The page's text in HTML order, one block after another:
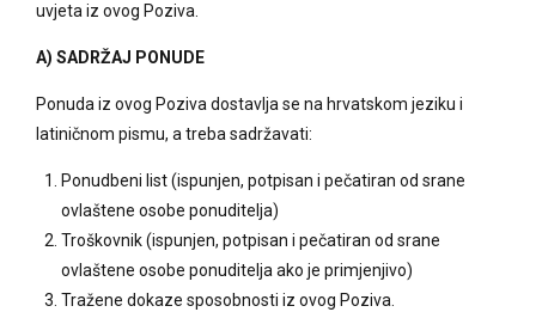
uvjeta iz ovog Poziva.
A) SADRŽAJ PONUDE
Ponuda iz ovog Poziva dostavlja se na hrvatskom jeziku i
latiničnom pismu, a treba sadržavati:
Ponudbeni list (ispunjen, potpisan i pečatiran od srane
ovlaštene osobe ponuditelja)
Troškovnik (ispunjen, potpisan i pečatiran od srane
ovlaštene osobe ponuditelja ako je primjenjivo)
Tražene dokaze sposobnosti iz ovog Poziva.